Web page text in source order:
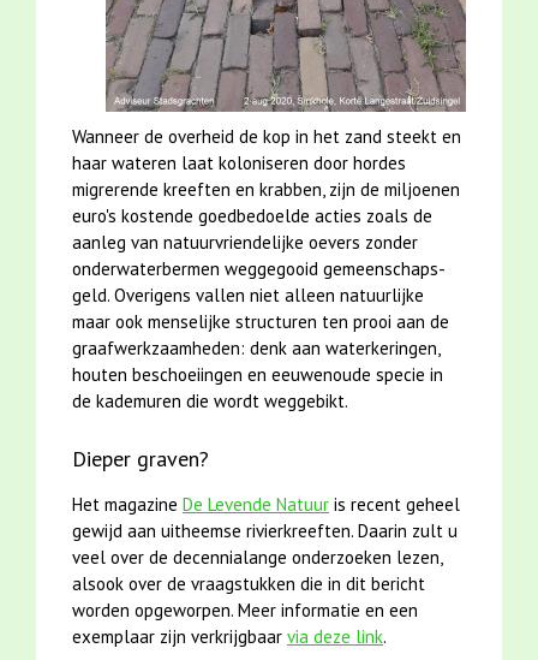
Wanneer de overheid de kop in het zand steekt en
haar wateren laat koloniseren door hordes
migrerende kreeften en krabben, zijn de miljoenen
euro's kostende goedbedoelde acties zoals de
aanleg van natuurvriendelijke oevers zonder
onderwaterbermen weggegooid gemeenschaps-
geld. Overigens vallen niet alleen natuurlijke
maar ook menselijke structuren ten prooi aan de
graafwerkzaamheden: denk aan waterkeringen,
houten beschoeiingen en eeuwenoude specie in
de kademuren die wordt weggebikt.
Dieper graven?
Het magazine De Levende Natuur is recent geheel
gewijd aan uitheemse rivierkreeften. Daarin zult u
veel over de decennialange onderzoeken lezen,
alsook over de vraagstukken die in dit bericht
worden opgeworpen. Meer informatie en een
exemplaar zijn verkrijgbaar via deze link.